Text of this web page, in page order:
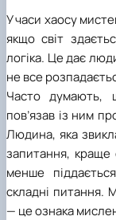
У часи хаосу
якщо світ
логіка. Це дає
не все
Часто думають,
пов’язав із ним
Людина, яка
запитання, краще
менше
складні питання.
— це ознака